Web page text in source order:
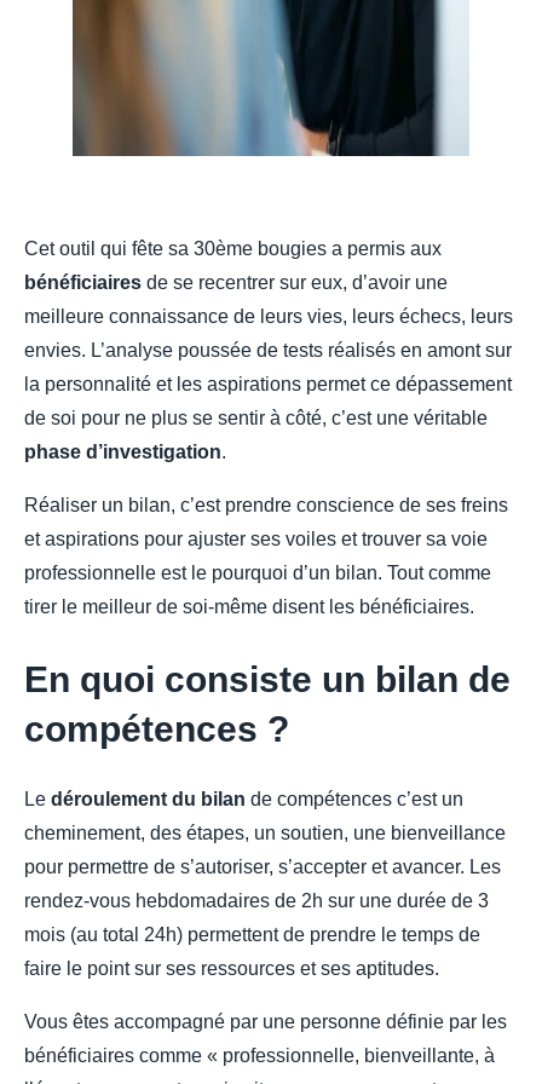
Cet outil qui fête sa 30ème bougies a permis aux
bénéficiaires de se recentrer sur eux, d’avoir une
meilleure connaissance de leurs vies, leurs échecs, leurs
envies. L’analyse poussée de tests réalisés en amont sur
la personnalité et les aspirations permet ce dépassement
de soi pour ne plus se sentir à côté, c’est une véritable
phase d’investigation.
Réaliser un bilan, c’est prendre conscience de ses freins
et aspirations pour ajuster ses voiles et trouver sa voie
professionnelle est le pourquoi d’un bilan. Tout comme
tirer le meilleur de soi-même disent les bénéficiaires.
En quoi consiste un bilan de
compétences ?
Le déroulement du bilan de compétences c’est un
cheminement, des étapes, un soutien, une bienveillance
pour permettre de s’autoriser, s’accepter et avancer. Les
rendez-vous hebdomadaires de 2h sur une durée de 3
mois (au total 24h) permettent de prendre le temps de
faire le point sur ses ressources et ses aptitudes.
Vous êtes accompagné par une personne définie par les
bénéficiaires comme « professionnelle, bienveillante, à